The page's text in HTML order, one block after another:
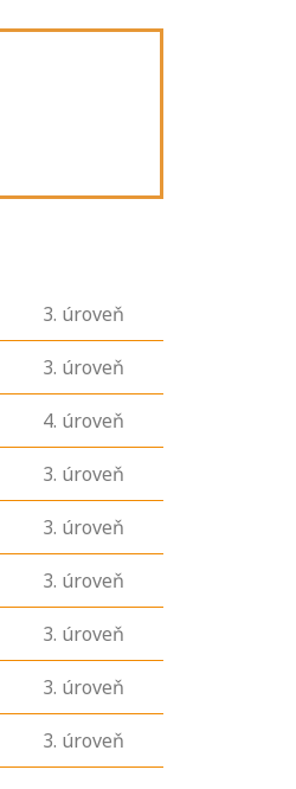
3. úroveň
3. úroveň
4. úroveň
3. úroveň
3. úroveň
3. úroveň
3. úroveň
3. úroveň
3. úroveň
živností je